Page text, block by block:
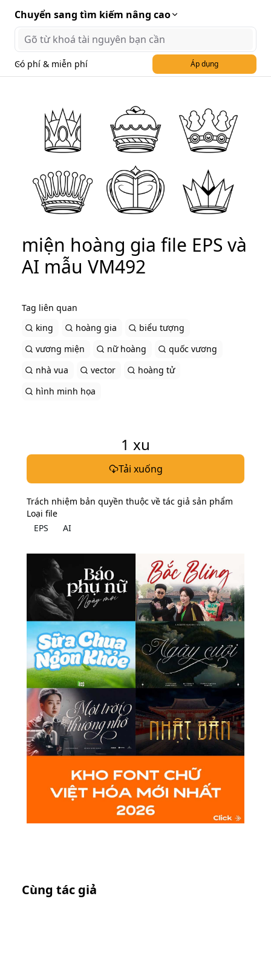
Chuyển sang tìm kiếm nâng cao
Có phí & miễn phí Áp dụng
miện hoàng gia file EPS và
AI mẫu VM492
Tag liên quan
king
hoàng gia
biểu tượng
vương miện
nữ hoàng
quốc vương
nhà vua
vector
hoàng tử
hình minh họa
1 xu
Tải xuống
Trách nhiệm bản quyền thuộc về tác giả sản phẩm
Loại file
EPS
AI
Cùng tác giả